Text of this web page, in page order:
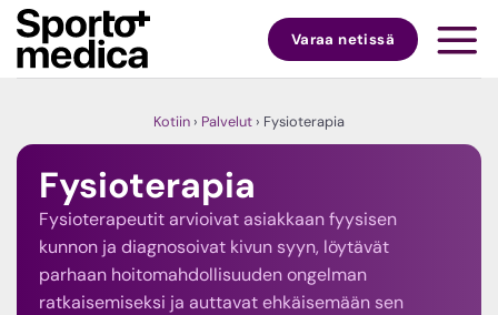
Skip
content
Varaa netissä
Kotiin › Palvelut › Fysioterapia
Fysioterapia
Fysioterapeutit arvioivat asiakkaan fyysisen
kunnon ja diagnosoivat kivun syyn, löytävät
parhaan hoitomahdollisuuden ongelman
ratkaisemiseksi ja auttavat ehkäisemään sen